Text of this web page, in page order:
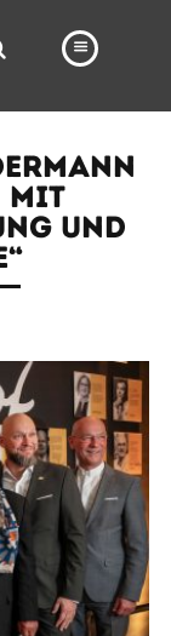
MIT
UND